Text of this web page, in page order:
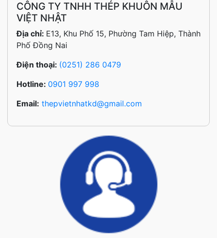
CÔNG TY TNHH THÉP KHUÔN MẪU
VIỆT NHẬT
Địa chỉ: E13, Khu Phố 15, Phường Tam Hiệp, Thành
Phố Đồng Nai
Điện thoại: (0251) 286 0479
Hotline: 0901 997 998
Email: thepvietnhatkd@gmail.com